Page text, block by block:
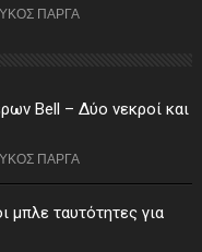
ΠΑΡΓΑ
Bell – Δύο νεκροί και
ΠΑΡΓΑ
μπλε ταυτότητες για